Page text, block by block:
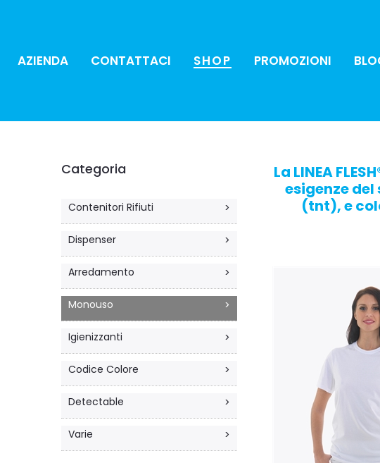
AZIENDA CONTATTACI SHOP PROMOZIONI
La LINEA
esigenze
(tnt), e
Categoria
Contenitori Rifiuti >
Dispenser >
Arredamento >
Monouso >
Igienizzanti >
Codice Colore >
Detectable >
Varie >